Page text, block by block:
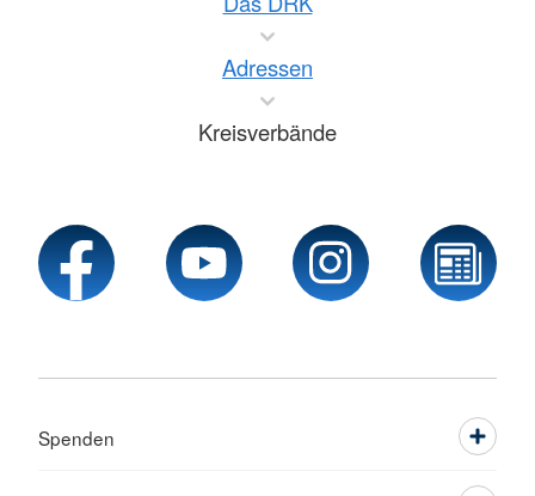
Adressen
Kreisverbände
Spenden